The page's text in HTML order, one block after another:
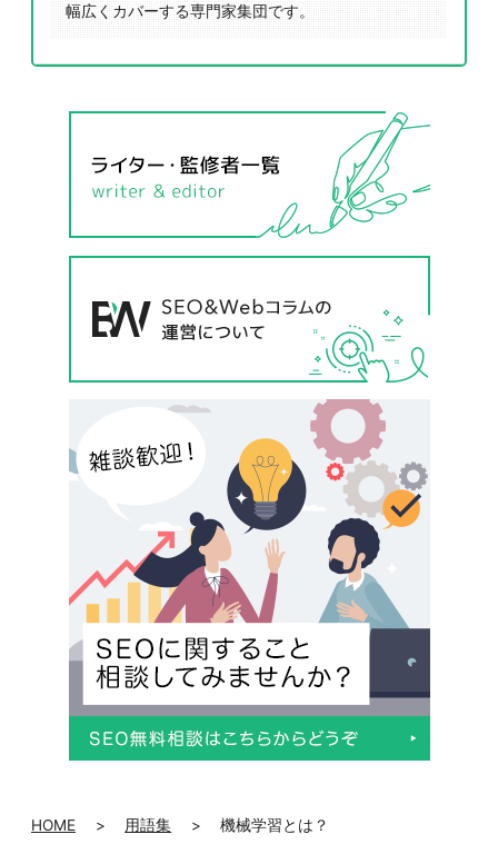
幅広くカバーする専門家集団です。
HOME > 用語集 > 機械学習とは？